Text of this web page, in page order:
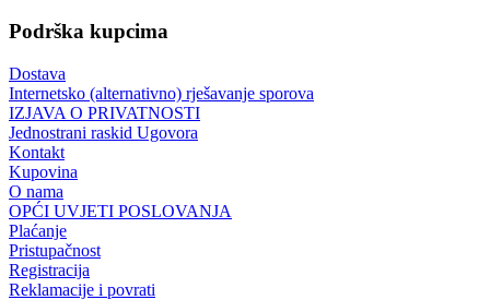
Podrška kupcima
Dostava
Internetsko (alternativno) rješavanje sporova
IZJAVA O PRIVATNOSTI
Jednostrani raskid Ugovora
Kontakt
Kupovina
O nama
OPĆI UVJETI POSLOVANJA
Plaćanje
Pristupačnost
Registracija
Reklamacije i povrati